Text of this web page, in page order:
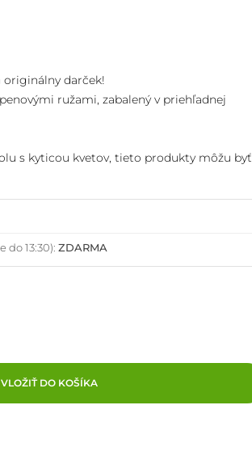
originálny darček!
ružami, zabalený v priehľadnej
s kyticou kvetov, tieto produkty môžu byť
do 13:30): ZDARMA
VLOŽIŤ DO KOŠÍKA